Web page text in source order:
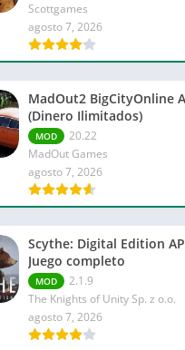
Scottgames
agosto 7, 2026
MadOut2 BigCityOnline
(Dinero Ilimitados)
MOD
20.22
MadOut Games
agosto 7, 2026
Scythe: Digital Edition
Juego completo
MOD
2.1.9
The Knights of Unity Sp. z o.o.
agosto 7, 2026